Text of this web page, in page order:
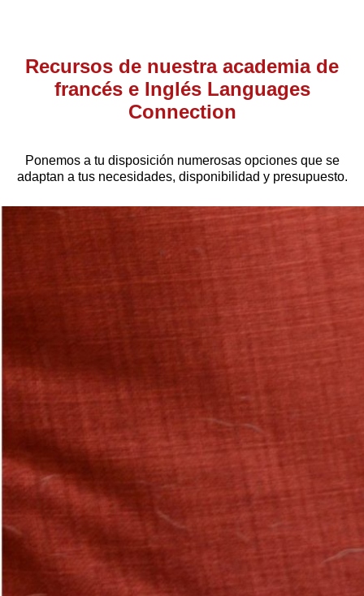
Recursos de nuestra academia de
francés e Inglés Languages
Connection
Ponemos a tu disposición numerosas opciones que se
adaptan a tus necesidades, disponibilidad y presupuesto.